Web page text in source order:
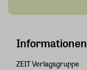
Informationen
ZEIT Verlagsgruppe